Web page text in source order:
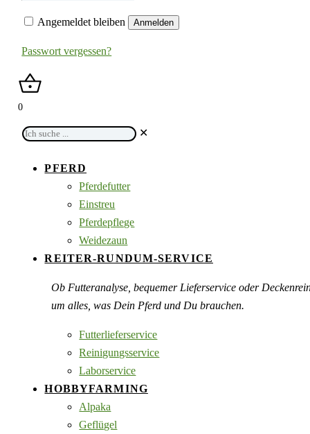
Angemeldet bleiben Anmelden
Passwort vergessen?
0
Ich
✕
PFERD
Pferdefutter
Einstreu
Pferdepflege
Weidezaun
REITER-RUNDUM-SERVICE
Ob Futteranalyse, bequemer Lieferservice oder
um alles, was Dein Pferd und Du brauchen.
Futterlieferservice
Reinigungsservice
Laborservice
HOBBYFARMING
Alpaka
Geflügel